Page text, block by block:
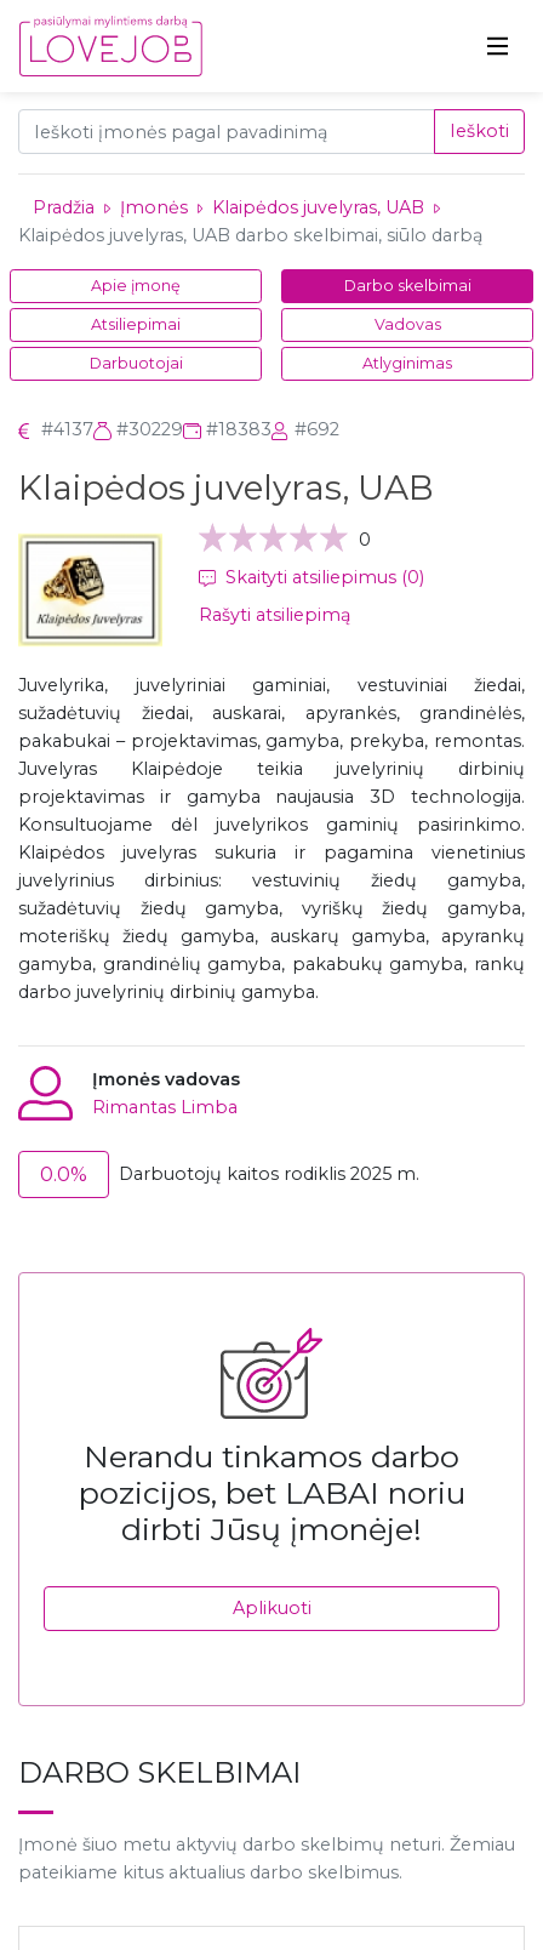
Ieškoti
Pradžia Įmonės
Klaipėdos juvelyras, UAB
Klaipėdos juvelyras, UAB darbo skelbimai, siūlo darbą
Apie įmonę Darbo skelbimai
Atsiliepimai Vadovas
Darbuotojai Atlyginimas
#4137 #30229 #18383 #692
Klaipėdos juvelyras, UAB
0
Skaityti atsiliepimus (0)
Rašyti atsiliepimą
Juvelyrika, juvelyriniai gaminiai, vestuviniai žiedai,
sužadėtuvių žiedai, auskarai, apyrankės, grandinėlės,
pakabukai – projektavimas, gamyba, prekyba, remontas.
Juvelyras Klaipėdoje teikia juvelyrinių dirbinių
projektavimas ir gamyba naujausia 3D technologija.
Konsultuojame dėl juvelyrikos gaminių pasirinkimo.
Klaipėdos juvelyras sukuria ir pagamina vienetinius
juvelyrinius dirbinius: vestuvinių žiedų gamyba,
sužadėtuvių žiedų gamyba, vyriškų žiedų gamyba,
moteriškų žiedų gamyba, auskarų gamyba, apyrankų
gamyba, grandinėlių gamyba, pakabukų gamyba, rankų
darbo juvelyrinių dirbinių gamyba.
Įmonės vadovas
Rimantas Limba
0.0% Darbuotojų kaitos rodiklis 2025 m.
Nerandu tinkamos darbo
pozicijos, bet LABAI noriu
dirbti Jūsų įmonėje!
Aplikuoti
DARBO SKELBIMAI
Įmonė šiuo metu aktyvių darbo skelbimų neturi. Žemiau
pateikiame kitus aktualius darbo skelbimus.